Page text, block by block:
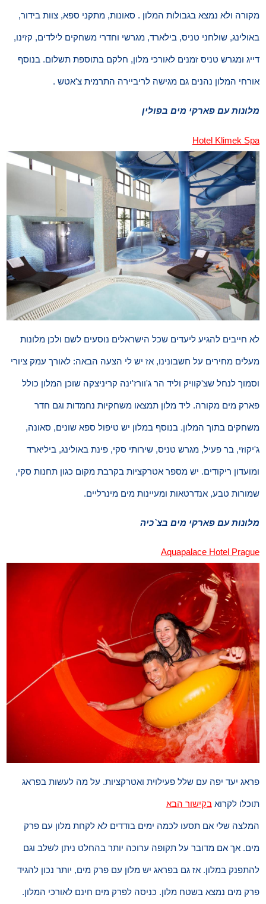
מקורה ולא נמצא בגבולות המלון . סאונות, מתקני ספא, צוות בידור,
באולינג, שולחני טניס, בילארד, מגרשי וחדרי משחקים לילדים, קזינו,
דייג ומגרש טניס זמנים לאורכי מלון, חלקם בתוספת תשלום. בנוסף
אורחי המלון נהנים גם מגישה לריביירה התרמית צ'אטש .
מלונות עם פארקי מים בפולין
Hotel Klimek Spa
לא חייבים להגיע ליעדים שכל הישראלים נוסעים לשם ולכן מלונות
מעלים מחירים על חשבונינו, אז יש לי הצעה הבאה: לאורך עמק ציורי
וסמוך לנחל שצ'קוויק וליד הר ג'וורז'ינה קריניצקה שוכן המלון כולל
פארק מים מקורה. ליד מלון תמצאו משחקיות נחמדות וגם חדר
משחקים בתוך המלון. בנוסף במלון יש טיפול ספא שונים, סאונה,
ג'יקוזי, בר פעיל, מגרש טניס, שירותי סקי, פינת באולינג, ביליארד
ומועדון ריקודים. יש מספר אטרקציות בקרבת מקום כגון תחנות סקי,
שמורות טבע, אנדרטאות ומעיינות מים מינרליים.
מלונות עם פארקי מים בצ`כיה
Aquapalace Hotel Prague
פראג יעד יפה עם שלל פעילוית ואטרקציות. על מה לעשות בפראג
תוכלו לקרואבקישור הבא
המלצה שלי אם תסעו לכמה ימים בודדים לא לקחת מלון עם פרק
מים. אך אם מדובר על תקופה ערוכה יותר בהחלט ניתן לשלב וגם
להתפנק במלון. אז גם בפראג יש מלון עם פרק מים, יותר נכון להגיד
פרק מים נמצא בשטח מלון. כניסה לפרק מים חינם לאורכי המלון.